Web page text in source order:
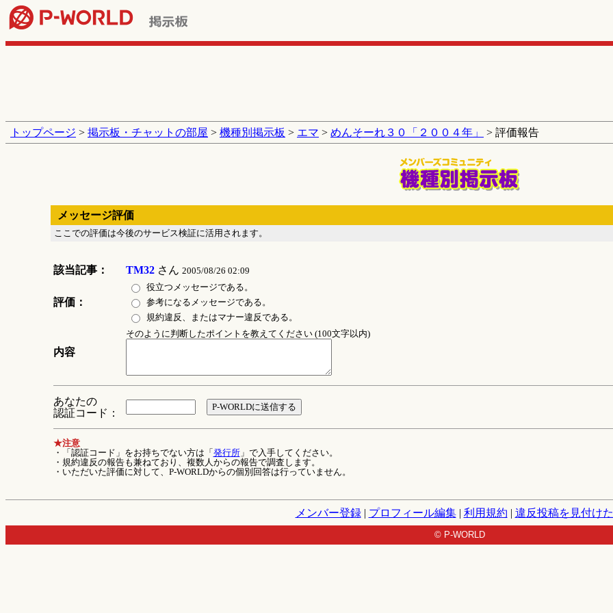
トップページ > 掲示板・チャットの部屋 > 機種別掲示板 > エマ > めんそーれ３０「２００４年」 > 評価報告
メッセージ評価
ここでの評価は今後のサービス検証に活用されます。
該当記事： TM32さん 2005/08/26 02:09
評価：
役立つメッセージである。
参考になるメッセージである。
規約違反、またはマナー違反である。
内容
そのように判断したポイントを教えてください (100文字以内)
あなたの
認証コード：
★注意
・「認証コード」をお持ちでない方は「 発行所」で入手してください。
・規約違反の報告も兼ねており、複数人からの報告で調査します。
・いただいた評価に対して、P-WORLDからの個別回答は行っていません。
メンバー登録| プロフィール編集| 利用規約 | 違反投稿を見付け
© P-WORLD